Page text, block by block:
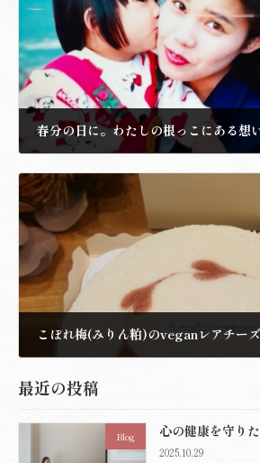
春分の日に。わたしの根っこにある想い
こぼれ梅(みりん粕)のveganレアチー
最近の投稿
Blog 心の健康を守り
2025.10.29